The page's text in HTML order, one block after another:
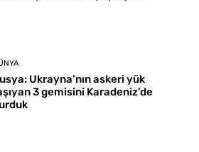
Ukrayna’nın askeri yük
3 gemisini Karadeniz’de